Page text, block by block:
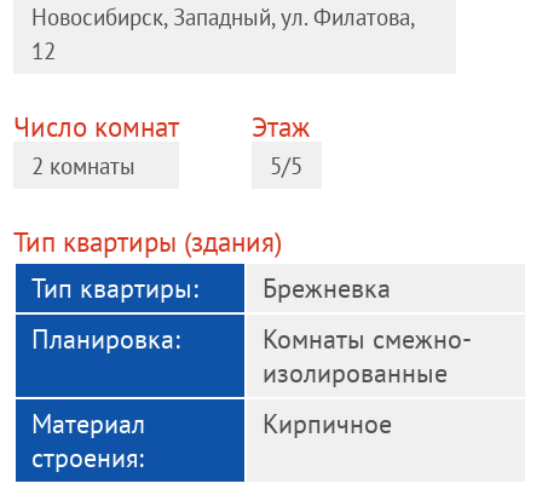
Новосибирск, Западный, ул. Филатова,
12
Число комнат
2 комнаты
Этаж
5/5
Тип квартиры (здания)
Тип квартиры:
Брежневка
Планировка:
Комнаты смежно-
изолированные
Материал
строения:
Кирпичное